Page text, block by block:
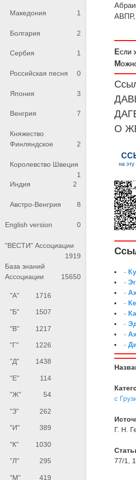
Македония 1
Болгария 2
Сербия 1
Российская песня 0
Япония 3
Венгрия 7
Княжество
Финляндское
2
Королевство Швеция
1
Индия
2
Австро-Венгрия 8
English version 0
"ВЕСТИ" Ассоциации
1919
База знаний
Ассоциации
15650
"А" 1716
"Б" 1507
"В" 1217
"Г" 1226
"Д" 1438
"Е" 114
"Ж" 54
"З" 262
"И" 389
"К" 1030
"Л" 295
"М" 419
АВПР,
Если
О
-
-
-
-
-
-
-
-
с
Г. Н.
77/1,